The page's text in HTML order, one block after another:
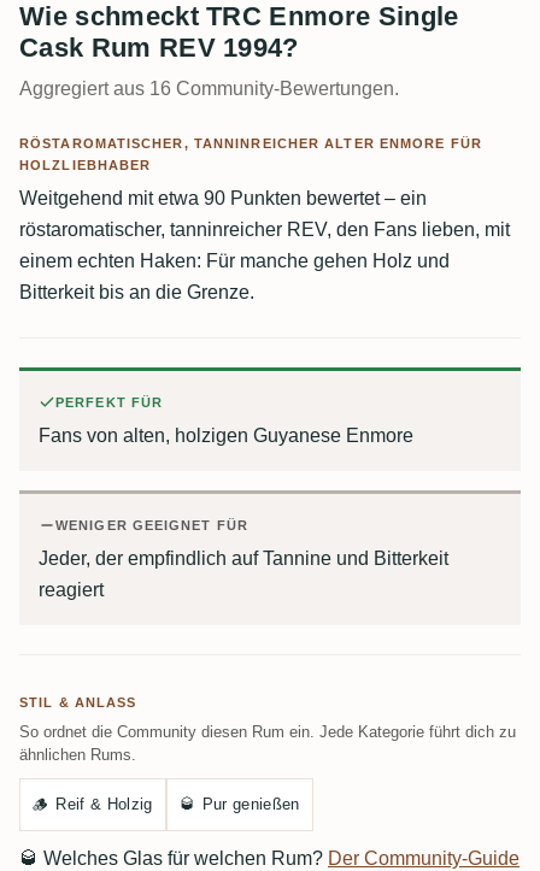
Wie schmeckt TRC Enmore Single
Cask Rum REV 1994?
Aggregiert aus 16 Community-Bewertungen.
RÖSTAROMATISCHER, TANNINREICHER ALTER ENMORE FÜR
HOLZLIEBHABER
Weitgehend mit etwa 90 Punkten bewertet – ein
röstaromatischer, tanninreicher REV, den Fans lieben, mit
einem echten Haken: Für manche gehen Holz und
Bitterkeit bis an die Grenze.
PERFEKT FÜR
Fans von alten, holzigen Guyanese Enmore
WENIGER GEEIGNET FÜR
Jeder, der empfindlich auf Tannine und Bitterkeit
reagiert
STIL & ANLASS
So ordnet die Community diesen Rum ein. Jede Kategorie führt dich zu
ähnlichen Rums.
🪵 Reif & Holzig 🥃 Pur genießen
🥃 Welches Glas für welchen Rum? Der Community-Guide